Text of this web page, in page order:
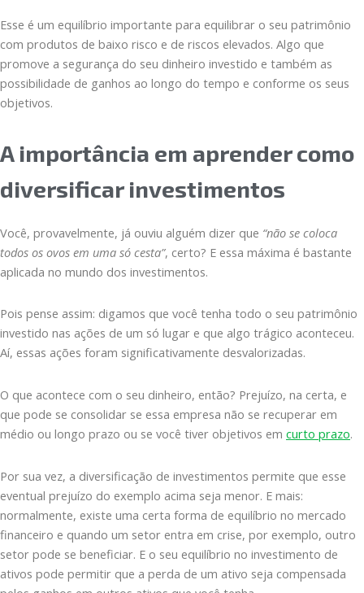
Esse é um equilíbrio importante para equilibrar o seu patrimônio
com produtos de baixo risco e de riscos elevados. Algo que
promove a segurança do seu dinheiro investido e também as
possibilidade de ganhos ao longo do tempo e conforme os seus
objetivos.
A importância em aprender como
diversificar investimentos
Você, provavelmente, já ouviu alguém dizer que “não se coloca
todos os ovos em uma só cesta”, certo? E essa máxima é bastante
aplicada no mundo dos investimentos.
Pois pense assim: digamos que você tenha todo o seu patrimônio
investido nas ações de um só lugar e que algo trágico aconteceu.
Aí, essas ações foram significativamente desvalorizadas.
O que acontece com o seu dinheiro, então? Prejuízo, na certa, e
que pode se consolidar se essa empresa não se recuperar em
médio ou longo prazo ou se você tiver objetivos em curto prazo.
Por sua vez, a diversificação de investimentos permite que esse
eventual prejuízo do exemplo acima seja menor. E mais:
normalmente, existe uma certa forma de equilíbrio no mercado
financeiro e quando um setor entra em crise, por exemplo, outro
setor pode se beneficiar. E o seu equilíbrio no investimento de
ativos pode permitir que a perda de um ativo seja compensada